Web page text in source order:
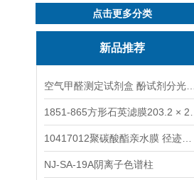
点击更多分类
新品推荐
NJ-SA-19A阴离子色谱柱